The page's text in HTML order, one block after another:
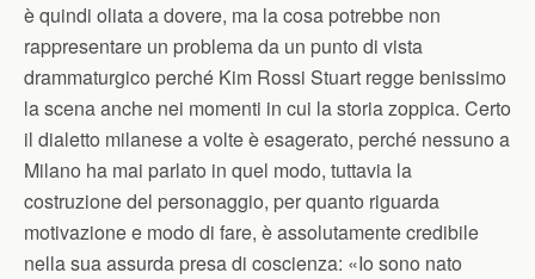
è quindi oliata a dovere, ma la cosa potrebbe non
rappresentare un problema da un punto di vista
drammaturgico perché Kim Rossi Stuart regge benissimo
la scena anche nei momenti in cui la storia zoppica. Certo
il dialetto milanese a volte è esagerato, perché nessuno a
Milano ha mai parlato in quel modo, tuttavia la
costruzione del personaggio, per quanto riguarda
motivazione e modo di fare, è assolutamente credibile
nella sua assurda presa di coscienza: «Io sono nato